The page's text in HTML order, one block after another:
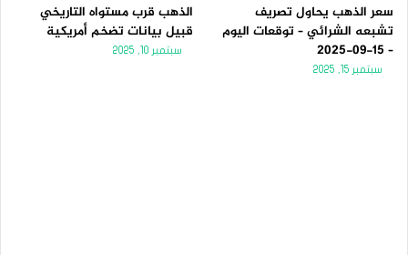
سعر الذهب يحاول تصريف
تشبعه الشرائي – توقعات اليوم
– 15-09-2025
سبتمبر 15, 2025
الذهب قرب مستواه التاريخي
قبيل بيانات تضخم أمريكية
سبتمبر 10, 2025